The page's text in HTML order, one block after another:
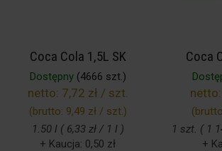
Coca Cola 1,5L SK
Dostępny(4666 szt.)
netto: 7,72 zł / szt.
(brutto: 9,49 zł / szt.)
1.50 l ( 6,33 zł / 1 l )
+ Kaucja: 0,50 zł
Coca
netto:
1 szt. ( 1
+